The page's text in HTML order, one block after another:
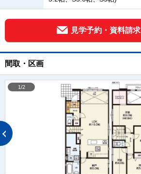
見学予約・資料請求
間取・区画
1/2